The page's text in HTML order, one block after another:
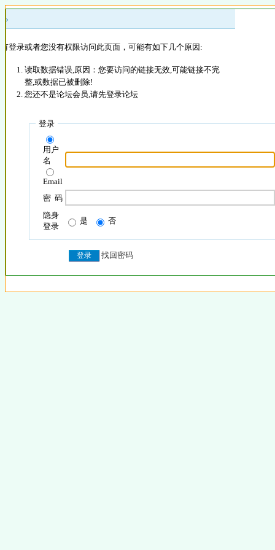
»
登录或者您没有权限访问此页面，可能有如下几个原因:
读取数据错误,原因：您要访问的链接无效,可能链接不完
整,或数据已被删除!
您还不是论坛会员,请先登录论坛
登录
用户
名
Email
密 码
隐身
登录
是 否
找回密码